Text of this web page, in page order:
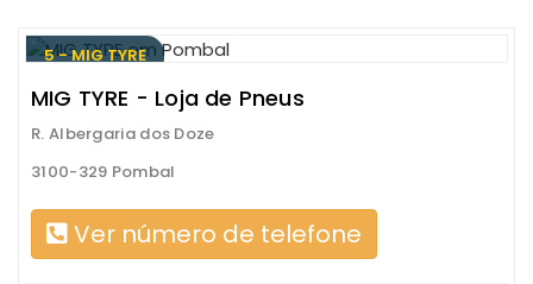
5 - MIG TYRE
MIG TYRE - Loja de Pneus
R. Albergaria dos Doze
3100-329 Pombal
Ver número de telefone